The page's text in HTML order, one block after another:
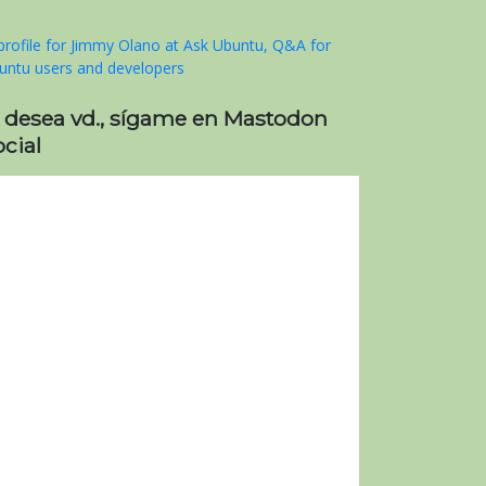
desea vd., sígame en Mastodon